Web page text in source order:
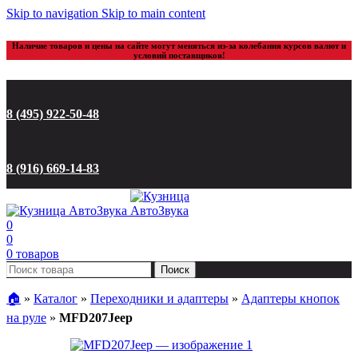
Skip to navigation Skip to main content
Наличие товаров и цены на сайте могут меняться из-за колебания курсов валют и
условий поставщиков!
8 (495) 922-50-48
8 (916) 669-14-83
0
0
0 товаров
Поиск
🏠︎ » Каталог » Переходники и адаптеры » Адаптеры кнопок
на руле » MFD207Jeep